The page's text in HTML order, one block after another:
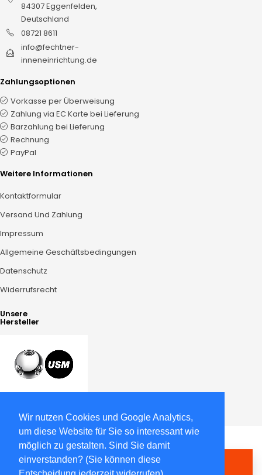
Wir nutzen Cookies und Google Analytics,
um diese Website für Sie so interessant wie
möglich zu gestalten. Sind Sie damit
einverstanden? (Sie können diese
84307 Eggenfelden,
Deutschland
08721 8611
info@fechtner-
inneneinrichtung.de
Zahlungsoptionen
Vorkasse per Überweisung
Zahlung via EC Karte bei Lieferung
Barzahlung bei Lieferung
Rechnung
PayPal
Weitere Informationen
Kontaktformular
Versand Und Zahlung
Impressum
Allgemeine Geschäftsbedingungen
Datenschutz
Widerrufsrecht
Unsere
Hersteller
VERTRAG WIDERRUFEN